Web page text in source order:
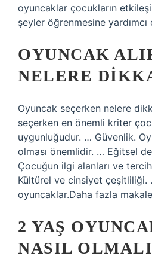
oyuncaklar çocukların
şeyler öğrenmesine yardımcı
OYUNCAK
NELERE
Oyuncak seçerken nelere
seçerken en önemli kriter
uygunluğudur. … Güvenlik.
olması önemlidir. … Eğitsel
Çocuğun ilgi alanları ve
Kültürel ve cinsiyet
oyuncaklar.Daha fazla
2 YAŞ
NASIL